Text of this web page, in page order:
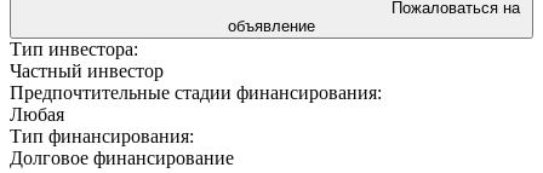
объявление
Тип инвестора:
Частный инвестор
Предпочтительные стадии финансирования:
Любая
Тип финансирования:
Долговое финансирование